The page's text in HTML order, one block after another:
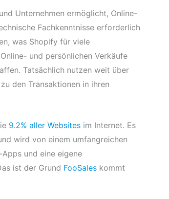
Unternehmen ermöglicht, Online-
Fachkenntnisse erforderlich
was Shopify für viele
und persönlichen Verkäufe
Tatsächlich nutzen weit über
den Transaktionen in ihren
9.2% aller Websites im Internet. Es
wird von einem umfangreichen
und eine eigene
ist der Grund FooSales kommt